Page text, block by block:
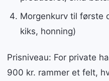
Morgenkurv til første
kiks, honning)
Prisniveau: For private
900 kr. rammer et felt,